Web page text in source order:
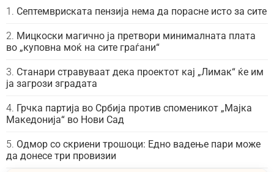
Септемвриската пензија нема да порасне исто за сите
Мицкоски магично ја претвори минималната плата
во „куповна моќ на сите граѓани“
Станари стравуваат дека проектот кај „Лимак“ ќе им
ја загрози зградата
Грчка партија во Србија против споменикот „Мајка
Македонија“ во Нови Сад
Одмор со скриени трошоци: Едно вадење пари може
да донесе три провизии